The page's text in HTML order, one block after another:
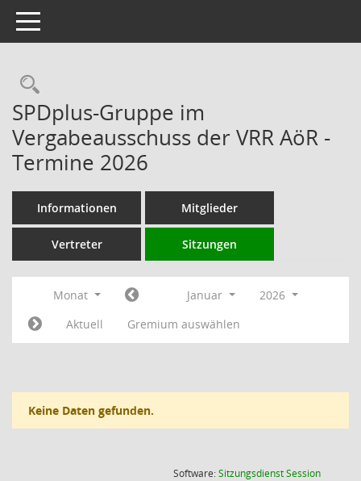
Toggle navigation
Rechercheauswahl
SPDplus-Gruppe im
Vergabeausschuss der VRR AöR -
Termine 2026
Informationen Mitglieder
Vertreter Sitzungen
Monat Januar
2026
Aktuell
Gremium auswählen
Keine Daten gefunden.
Software:SitzungsdienstSession(Wird in